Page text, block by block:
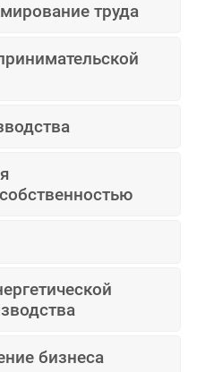
труда
бизнеса